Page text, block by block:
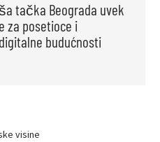
tačka Beograda uvek
za posetioce i
budućnosti
visine